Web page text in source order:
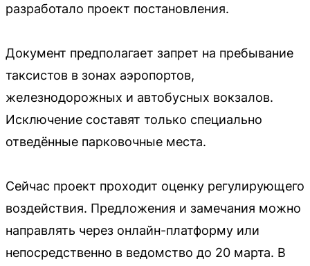
разработало проект постановления.
Документ предполагает запрет на пребывание
таксистов в зонах аэропортов,
железнодорожных и автобусных вокзалов.
Исключение составят только специально
отведённые парковочные места.
Сейчас проект проходит оценку регулирующего
воздействия. Предложения и замечания можно
направлять через онлайн-платформу или
непосредственно в ведомство до 20 марта. В